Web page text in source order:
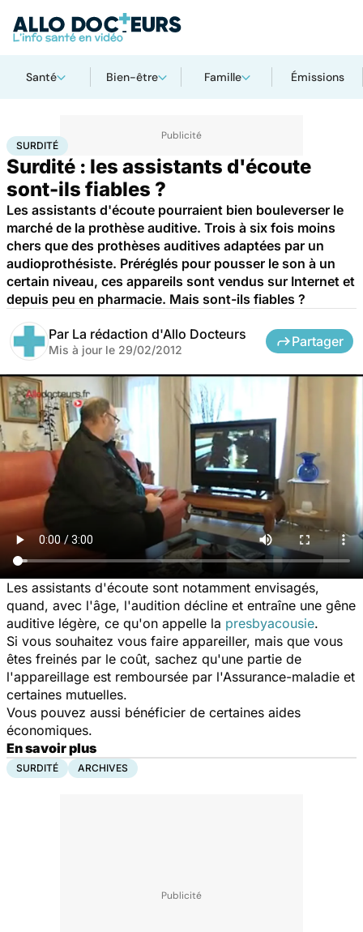
Santé Bien-être Famille Émissions
AccueilSanté
SURDITÉ
Surdité : les assistants d'écoute
sont-ils fiables ?
Les assistants d'écoute pourraient bien bouleverser le
marché de la prothèse auditive. Trois à six fois moins
chers que des prothèses auditives adaptées par un
audioprothésiste. Préréglés pour pousser le son à un
certain niveau, ces appareils sont vendus sur Internet et
depuis peu en pharmacie. Mais sont-ils fiables ?
Par La rédaction d'Allo Docteurs
Mis à jour le 29/02/2012
Partager
Les assistants d'écoute sont notamment envisagés,
quand, avec l'âge, l'audition décline et entraîne une gêne
auditive légère, ce qu'on appelle la presbyacousie.
Si vous souhaitez vous faire appareiller, mais que vous
êtes freinés par le coût, sachez qu'une partie de
l'appareillage est remboursée par l'Assurance-maladie et
certaines mutuelles.
Vous pouvez aussi bénéficier de certaines aides
économiques.
En savoir plus
SURDITÉ ARCHIVES